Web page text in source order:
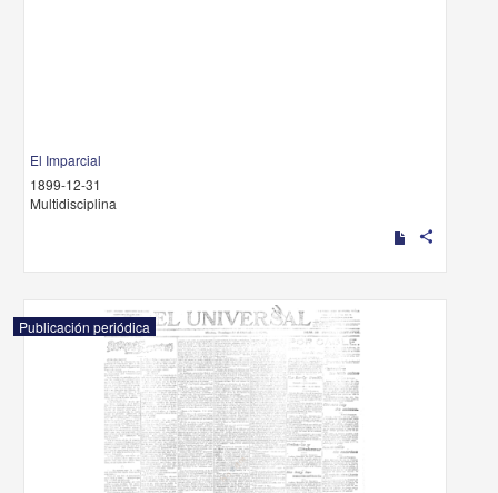
El Imparcial
1899-12-31
Multidisciplina
share
Publicación periódica